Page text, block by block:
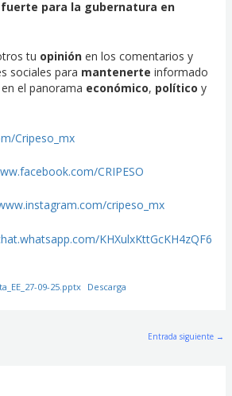
para la gubernatura en
tu opinión en los comentarios y
sociales para mantenerte informado
en el panorama económico, político y
Cripeso_mx
CRIPESO
cripeso_mx
KHXulxKttGcKH4zQF6
09-25.pptx Descarga
Entrada siguiente →